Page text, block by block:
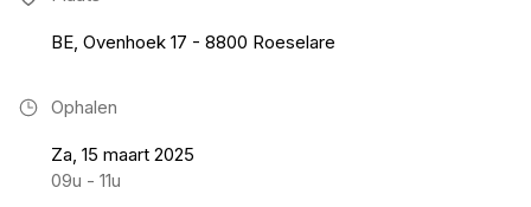
BE, Ovenhoek 17 - 8800 Roeselare
Ophalen
Za, 15 maart 2025
09u - 11u